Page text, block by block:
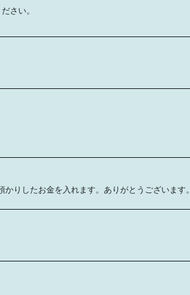
さい。
りしたお金を入れます。ありがとうございます。